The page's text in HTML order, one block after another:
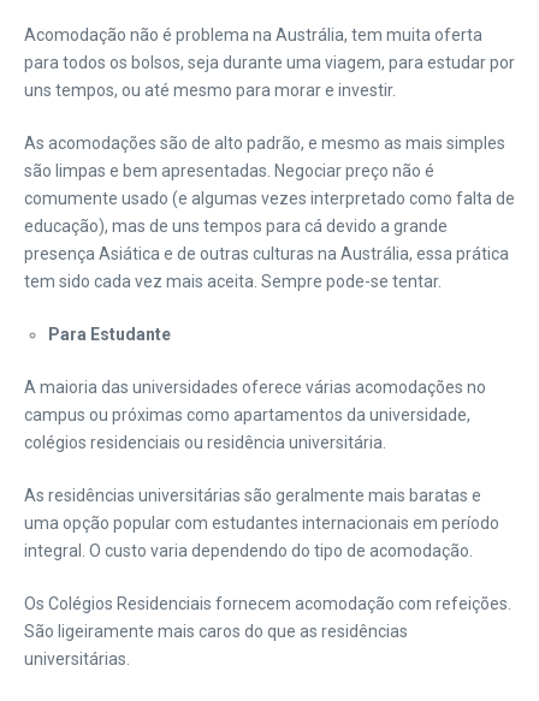
Acomodação não é problema na Austrália, tem muita oferta
para todos os bolsos, seja durante uma viagem, para estudar por
uns tempos, ou até mesmo para morar e investir.
As acomodações são de alto padrão, e mesmo as mais simples
são limpas e bem apresentadas. Negociar preço não é
comumente usado (e algumas vezes interpretado como falta de
educação), mas de uns tempos para cá devido a grande
presença Asiática e de outras culturas na Austrália, essa prática
tem sido cada vez mais aceita. Sempre pode-se tentar.
Para Estudante
A maioria das universidades oferece várias acomodações no
campus ou próximas como apartamentos da universidade,
colégios residenciais ou residência universitária.
As residências universitárias são geralmente mais baratas e
uma opção popular com estudantes internacionais em período
integral. O custo varia dependendo do tipo de acomodação.
Os Colégios Residenciais fornecem acomodação com refeições.
São ligeiramente mais caros do que as residências
universitárias.